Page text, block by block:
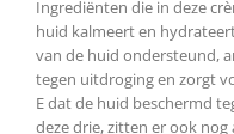
Ingrediënten die in deze
huid kalmeert en
van de huid ondersteund,
tegen uitdroging en zorgt
E dat de huid beschermd
deze drie, zitten er ook